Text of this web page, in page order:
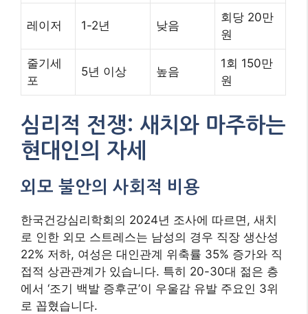
레이저 1-2년 낮음
회당 20만
원
줄기세
포
5년 이상 높음
1회 150만
원
심리적 전쟁: 새치와 마주하는
현대인의 자세
외모 불안의 사회적 비용
한국건강심리학회의 2024년 조사에 따르면, 새치
로 인한 외모 스트레스는 남성의 경우 직장 생산성
22% 저하, 여성은 대인관계 위축률 35% 증가와 직
접적 상관관계가 있습니다. 특히 20-30대 젊은 층
에서 ‘조기 백발 증후군’이 우울감 유발 주요인 3위
로 꼽혔습니다.